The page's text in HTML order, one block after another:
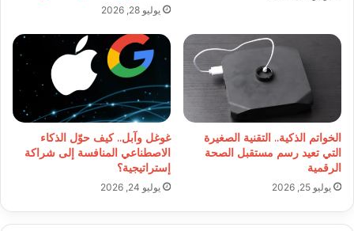
يوليو 28, 2026
الخواتم الذكية.. التقنية الصغيرة
التي تعيد رسم مستقبل الصحة
الرقمية
يوليو 25, 2026
غوغل وآبل.. كيف حوّل الذكاء
الاصطناعي المنافسة إلى شراكة
إستراتيجية؟
يوليو 24, 2026